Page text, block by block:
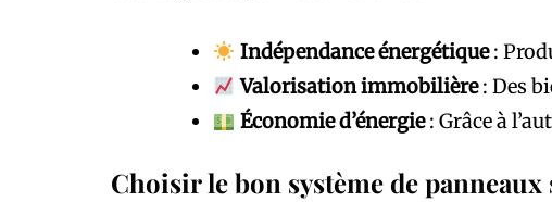
Indépendance énergétique:
Valorisation immobilière: Des
Économie d’énergie: Grâce à
Choisir le bon système de panneaux